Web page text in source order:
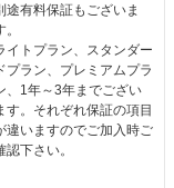
途有料保証もございま
。
イトプラン、スタンダー
プラン、プレミアムプラ
、1年～3年までござい
す。それぞれ保証の項目
違いますのでご加入時ご
認下さい。